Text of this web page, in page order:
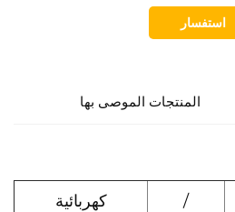
استفسار
المنتجات الموصى بها
/ كهربائية